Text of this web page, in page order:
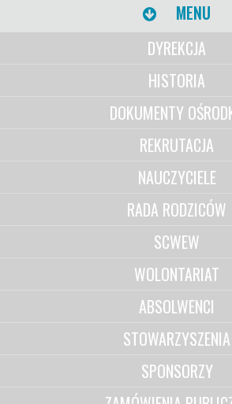
MENU
DYREKCJA
HISTORIA
DOKUMENTY
REKRUTACJA
NAUCZYCIELE
RADA RODZICÓW
SCWEW
WOLONTARIAT
ABSOLWENCI
STOWARZYSZENIA
SPONSORZY